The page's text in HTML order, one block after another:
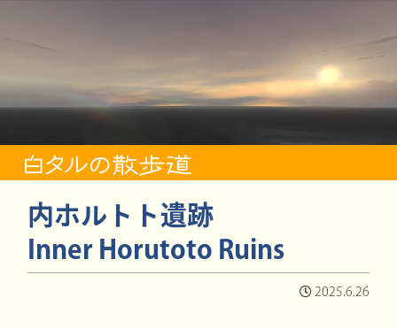
内ホルトト遺跡
Inner Horutoto Ruins
2025.6.26